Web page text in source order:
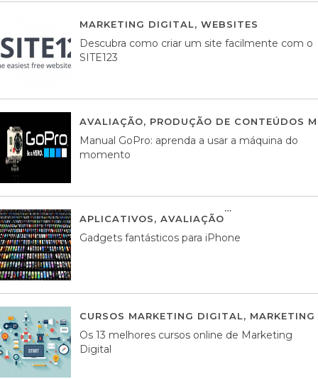
MARKETING DIGITAL, WEBSITES
Descubra como criar um site facilmente com o
SITE123
AVALIAÇÃO, PRODUÇÃO DE CONTEÚDOS
Manual GoPro: aprenda a usar a máquina do
momento
APLICATIVOS, AVALIAÇÃO
Gadgets fantásticos para iPhone
CURSOS MARKETING DIGITAL,
Os 13 melhores cursos online de Marketing
Digital